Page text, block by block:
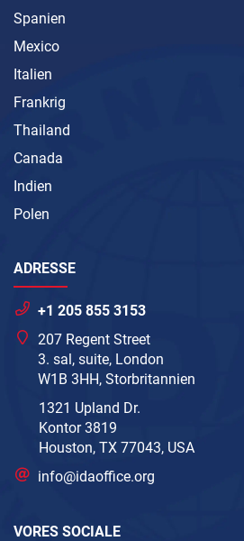
Spanien
Mexico
Italien
Frankrig
Thailand
Canada
Indien
Polen
ADRESSE
+1 205 855 3153
207 Regent Street
3. sal, suite, London
W1B 3HH, Storbritannien
1321 Upland Dr.
Kontor 3819
Houston, TX 77043, USA
info@idaoffice.org
VORES SOCIALE